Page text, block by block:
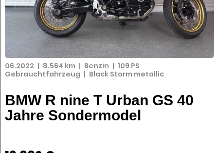
06.2022 | 8.564 km | Benzin | 109 PS
Gebrauchtfahrzeug | Black Storm metallic
BMW R nine T Urban GS 40
Jahre Sondermodel